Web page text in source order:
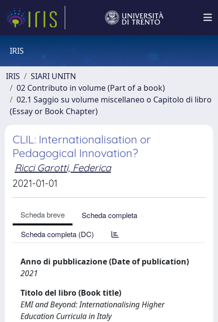
IRIS
IRIS
SIARI UNITN
02 Contributo in volume (Part of a book)
02.1 Saggio su volume miscellaneo o Capitolo di libro
(Essay or Book Chapter)
CLIL: Internationalisation or
Pedagogical Innovation?
Ricci Garotti, Federica
2021-01-01
Scheda breve
Scheda completa
Scheda completa (DC)
Anno di pubblicazione (Date of publication)
2021
Titolo del libro (Book title)
EMI and Beyond: Internationalising Higher
Education Curricula in Italy